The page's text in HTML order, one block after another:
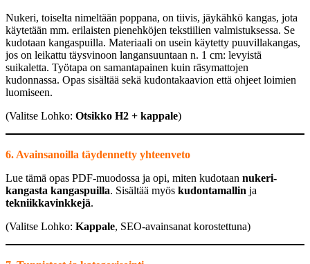
Nukeri, toiselta nimeltään poppana, on tiivis, jäykähkö kangas, jota
käytetään mm. erilaisten pienehköjen tekstiilien valmistuksessa. Se
kudotaan kangaspuilla. Materiaali on usein käytetty puuvillakangas,
jos on leikattu täysvinoon langansuuntaan n. 1 cm: levyistä
suikaletta. Työtapa on samantapainen kuin räsymattojen
kudonnassa. Opas sisältää sekä kudontakaavion että ohjeet loimien
luomiseen.
(Valitse Lohko: Otsikko H2 + kappale)
6. Avainsanoilla täydennetty yhteenveto
Lue tämä opas PDF-muodossa ja opi, miten kudotaan nukeri-
kangasta kangaspuilla. Sisältää myös kudontamallin ja
tekniikkavinkkejä.
(Valitse Lohko: Kappale, SEO-avainsanat korostettuna)